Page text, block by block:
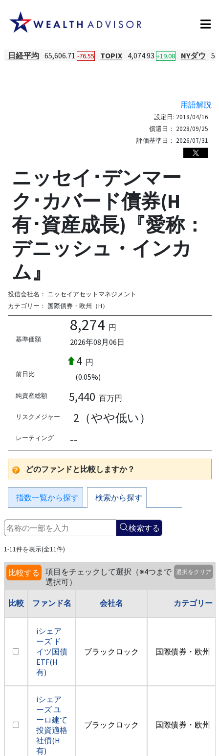
日経平均 65,606.71 -76.55 TOPIX 4,074.93 +19.08 NYダウ
用語解説
設定日: 2018/04/16
償還日： 2028/09/25
評価基準日： 2026/07/31
ニッセイ･デンマー
ク･カバード債券(H
有･資産成長)『愛称：
デニッシュ・インカ
ム』
投信会社名： ニッセイアセットマネジメント
カテゴリー： 国際債券・欧州（H）
基準価額
8,274 円
2026年08月06日
前日比
4 円
(0.05%)
純資産総額 5,440 百万円
リスクメジャー 2（やや低い）
レーティング --
どのファンドと比較しますか？
指数一覧から探す 検索から探す
検索する
1-11件を表示(全11件)
比較する
項目をチェックして選択（※4つまで
選択可）
選択をクリア
比較 ファンド名 会社名 カテゴリー
iシェア
ーズ ド
イツ国債
ETF(H
有)
ブラックロック 国際債券・欧州
iシェア
ーズ ユ
ーロ建て
投資適格
社債(H
有)
ブラックロック 国際債券・欧州